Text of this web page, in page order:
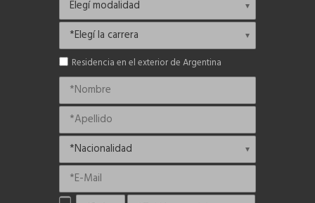
Residencia en el exterior de Argentina